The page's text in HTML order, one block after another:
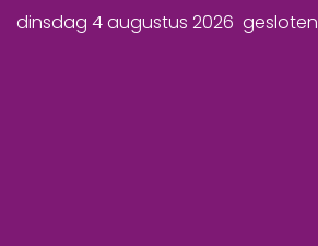
dinsdag 4 augustus 2026 gesloten